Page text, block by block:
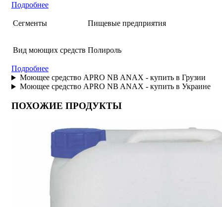
Подробнее
Сегменты Пищевые предприятия
Вид моющих средств Полироль
Подробнее
Моющее средство APRO NB ANAX - купить в Грузии
Моющее средство APRO NB ANAX - купить в Украине
ПОХОЖИЕ ПРОДУКТЫ